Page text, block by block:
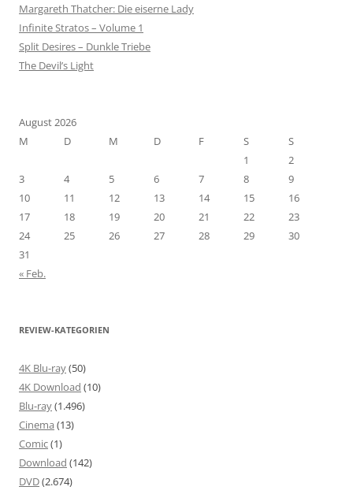
Margareth Thatcher: Die eiserne Lady
Infinite Stratos – Volume 1
Split Desires – Dunkle Triebe
The Devil’s Light
August 2026
M
D M D F S
S
1
2
3
4 5 6 7 8
9
10
11 12 13 14 15
16
17
18 19 20 21 22
23
24
25 26 27 28 29
30
31
« Feb.
REVIEW-KATEGORIEN
4K Blu-ray(50)
4K Download (10)
Blu-ray(1.496)
Cinema (13)
Comic(1)
Download (142)
DVD(2.674)